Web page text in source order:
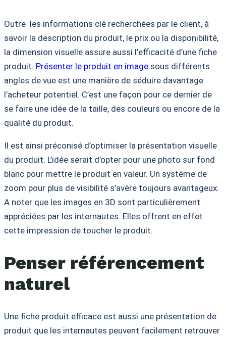
Outre les informations clé recherchées par le client, à
savoir la description du produit, le prix ou la disponibilité,
la dimension visuelle assure aussi l’efficacité d’une fiche
produit. Présenter le produit en image sous différents
angles de vue est une manière de séduire davantage
l’acheteur potentiel. C’est une façon pour ce dernier de
se faire une idée de la taille, des couleurs ou encore de la
qualité du produit.
Il est ainsi préconisé d’optimiser la présentation visuelle
du produit. L’idée serait d’opter pour une photo sur fond
blanc pour mettre le produit en valeur. Un système de
zoom pour plus de visibilité s’avère toujours avantageux.
A noter que les images en 3D sont particulièrement
appréciées par les internautes. Elles offrent en effet
cette impression de toucher le produit.
Penser référencement
naturel
Une fiche produit efficace est aussi une présentation de
produit que les internautes peuvent facilement retrouver